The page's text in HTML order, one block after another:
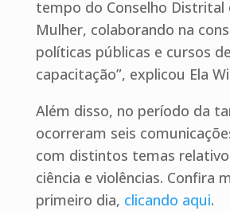
tempo do Conselho Distrital
Mulher, colaborando na
políticas públicas e cursos de
capacitação”, explicou Ela
Além disso, no período da
ocorreram seis
com distintos temas
ciência e violências. Confira
primeiro dia, clicando aqui.